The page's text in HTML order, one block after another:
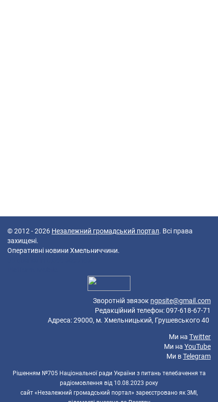
© 2012 - 2026 Незалежний громадський портал. Всі права
захищені.
Оперативні новини Хмельниччини.
Зворотній звязок ngpsite@gmail.com
Редакційний телефон: 097-618-67-71
Адреса: 29000, м. Хмельницький, Грушевського 40
Ми на Twitter
Ми на YouTube
Ми вTelegram
Рішенням №705 Національної ради України з питань телебачення та
радіомовлення від 10.08.2023 року
сайт «Незалежний громадський портал» зареєстровано як ЗМІ,